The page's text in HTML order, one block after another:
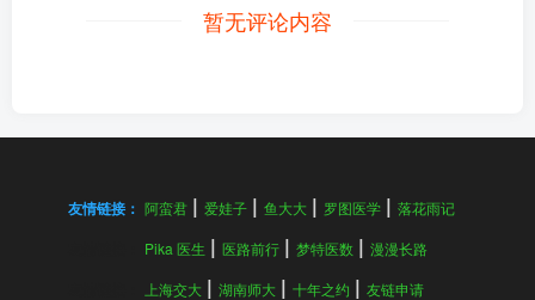
暂无评论内容
友情链接： 阿蛮君 爱娃子 鱼大大 罗图医学 落花雨记
Pika 医生 医路前行 梦特医数 漫漫长路
上海交大 湖南师大 十年之约 友链申请